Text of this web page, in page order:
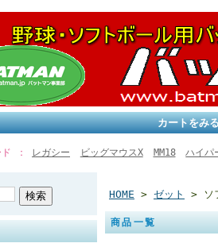
カートをみ
レガシー ビッグマウスX MM18 ハイパ
HOME > ゼット > ソ
商品一覧